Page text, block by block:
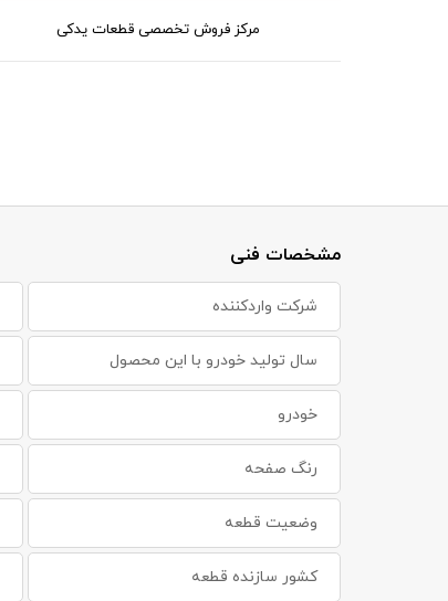
مرکز فروش تخصصی قطعات یدکی
مشخصات فنی
شرکت واردکننده
سال تولید خودرو با این محصول
خودرو
رنگ صفحه
وضعیت قطعه
کشور سازنده قطعه